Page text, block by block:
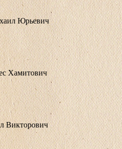
Юрьевич
Хамитович
Викторович